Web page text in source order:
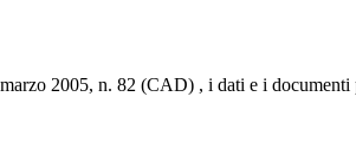
2005, n. 82 (CAD) , i dati e i